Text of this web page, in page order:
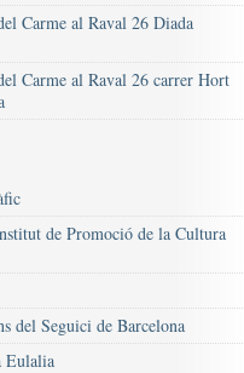
Carme al Raval 26 Diada
Carme al Raval 26 carrer Hort
de Promoció de la Cultura
del Seguici de Barcelona
Eulalia